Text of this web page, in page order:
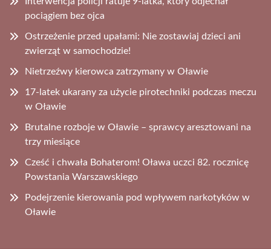
pociągiem bez ojca
Ostrzeżenie przed upałami: Nie zostawiaj dzieci ani
zwierząt w samochodzie!
Nietrzeźwy kierowca zatrzymany w Oławie
17-latek ukarany za użycie pirotechniki podczas meczu
w Oławie
Brutalne rozboje w Oławie – sprawcy aresztowani na
trzy miesiące
Cześć i chwała Bohaterom! Oława uczci 82. rocznicę
Powstania Warszawskiego
Podejrzenie kierowania pod wpływem narkotyków w
Oławie